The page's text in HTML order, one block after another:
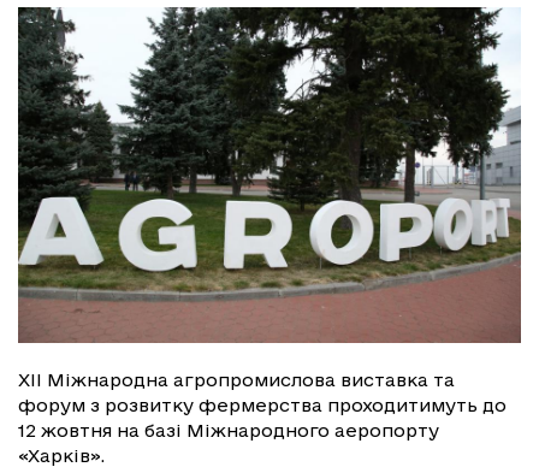
XII Міжнародна агропромислова виставка та
форум з розвитку фермерства проходитимуть до
12 жовтня на базі Міжнародного аеропорту
«Харків».